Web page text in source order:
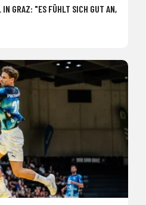
GRAZ: "ES FÜHLT SICH GUT AN,